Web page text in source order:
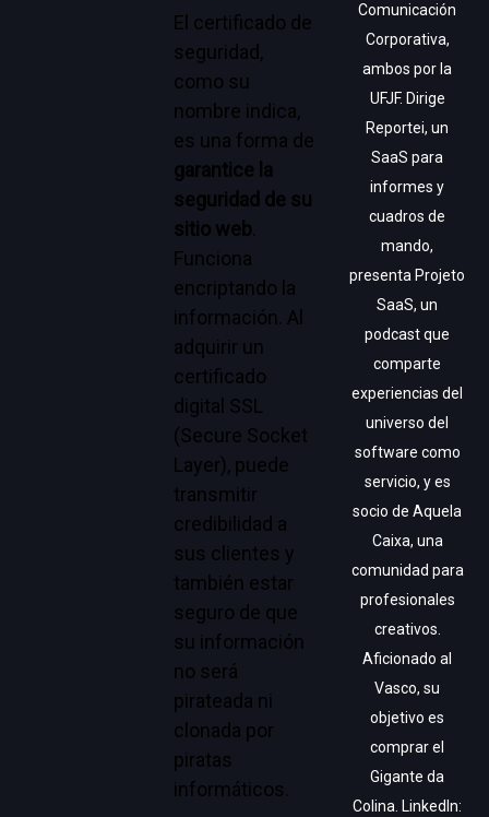
El certificado de
seguridad,
como su
nombre indica,
es una forma de
garantice la
seguridad de su
sitio web.
Funciona
encriptando la
información. Al
adquirir un
certificado
digital SSL
(Secure Socket
Layer), puede
transmitir
credibilidad a
sus clientes y
también estar
seguro de que
su información
no será
pirateada ni
clonada por
piratas
informáticos.
Comunicación
Corporativa,
ambos por la
UFJF. Dirige
Reportei, un
SaaS para
informes y
cuadros de
mando,
presenta Projeto
SaaS, un
podcast que
comparte
experiencias del
universo del
software como
servicio, y es
socio de Aquela
Caixa, una
comunidad para
profesionales
creativos.
Aficionado al
Vasco, su
objetivo es
comprar el
Gigante da
Colina. LinkedIn: